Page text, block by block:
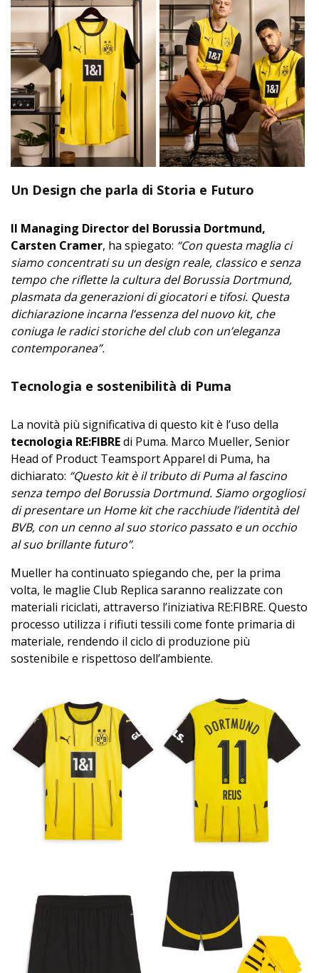
Un Design che parla di Storia e Futuro
Il Managing Director del Borussia Dortmund,
Carsten Cramer, ha spiegato: “Con questa maglia ci
siamo concentrati su un design reale, classico e senza
tempo che riflette la cultura del Borussia Dortmund,
plasmata da generazioni di giocatori e tifosi. Questa
dichiarazione incarna l’essenza del nuovo kit, che
coniuga le radici storiche del club con un’eleganza
contemporanea”.
Tecnologia e sostenibilità di Puma
La novità più significativa di questo kit è l’uso della
tecnologia RE:FIBREdi Puma. Marco Mueller, Senior
Head of Product Teamsport Apparel di Puma, ha
dichiarato: “Questo kit è il tributo di Puma al fascino
senza tempo del Borussia Dortmund. Siamo orgogliosi
di presentare un Home kit che racchiude l’identità del
BVB, con un cenno al suo storico passato e un occhio
al suo brillante futuro”.
Mueller ha continuato spiegando che, per la prima
volta, le maglie Club Replica saranno realizzate con
materiali riciclati, attraverso l’iniziativa RE:FIBRE. Questo
processo utilizza i rifiuti tessili come fonte primaria di
materiale, rendendo il ciclo di produzione più
sostenibile e rispettoso dell’ambiente.